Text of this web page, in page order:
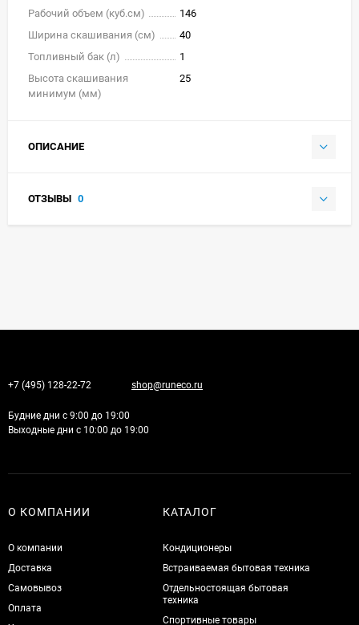
Рабочий объем (куб.см)
146
Ширина скашивания (см)
40
Топливный бак (л)
1
Высота скашивания
минимум (мм)
25
ОПИСАНИЕ
ОТЗЫВЫ 0
+7 (495) 128-22-72 shop@runeco.ru
Будние дни с 9:00 до 19:00
Выходные дни с 10:00 до 19:00
О КОМПАНИИ
О компании
Доставка
Самовывоз
Оплата
КАТАЛОГ
Кондиционеры
Встраиваемая бытовая техника
Отдельностоящая бытовая
техника
Спортивные товары